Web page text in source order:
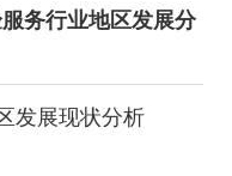
务行业地区发展分
发展现状分析